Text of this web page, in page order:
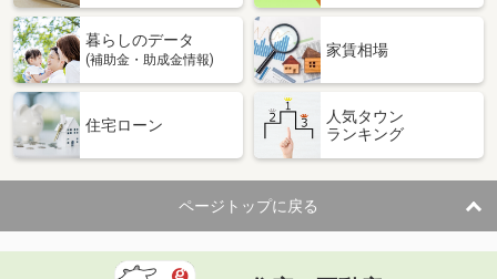
暮らしのデータ
(補助金・助成金情報)
家賃相場
住宅ローン
人気タウン
ランキング
ページトップに戻る